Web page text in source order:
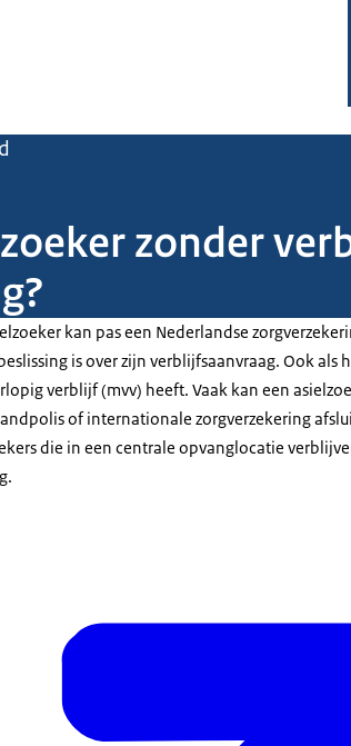
zonder
kan pas een Nederlandse
is over zijn verblijfsaanvraag. Ook als
verblijf (mvv) heeft. Vaak kan een
of internationale zorgverzekering
die in een centrale opvanglocatie